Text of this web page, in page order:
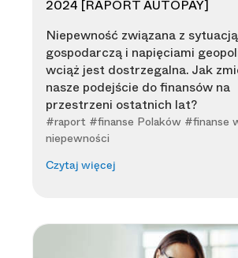
2024 [RAPORT AUTOPAY]
Niepewność związana z sytuacją
gospodarczą i napięciami
wciąż jest dostrzegalna. Jak
nasze podejście do finansów na
przestrzeni ostatnich lat?
#raport #finanse Polaków #finanse
niepewności
Czytaj więcej